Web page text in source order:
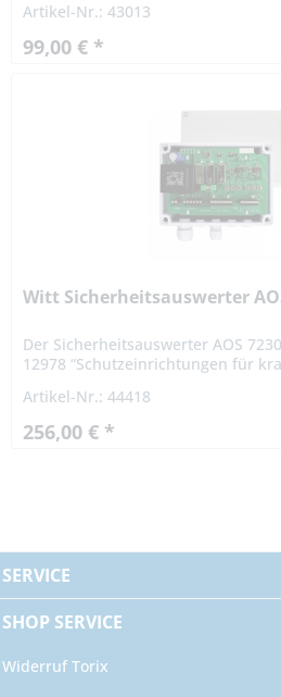
Das Gerät...
Artikel-Nr.: 43013
99,00 € *
Witt Sicherheitsauswerter
Der Sicherheitsauswerter AOS
12978 “Schutzeinrichtungen für
Melderelais...
Artikel-Nr.: 44418
256,00 € *
SERVICE
SHOP SERVICE
Widerruf Torix